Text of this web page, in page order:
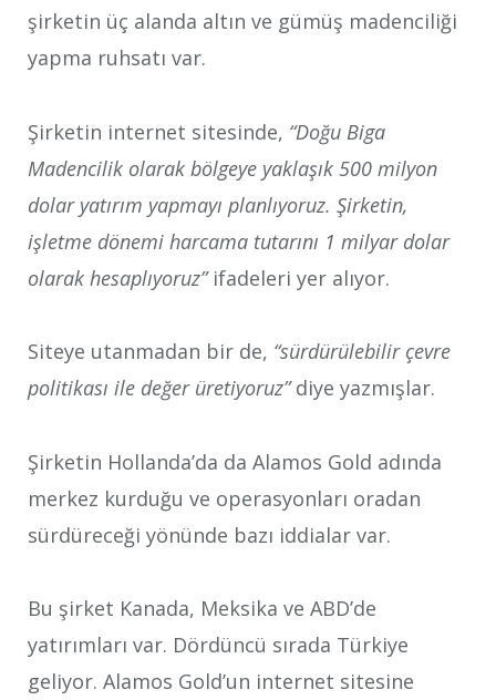
şirketin üç alanda altın ve gümüş madenciliği
yapma ruhsatı var.
Şirketin internet sitesinde, “Doğu Biga
Madencilik olarak bölgeye yaklaşık 500 milyon
dolar yatırım yapmayı planlıyoruz. Şirketin,
işletme dönemi harcama tutarını 1 milyar dolar
olarak hesaplıyoruz”ifadeleri yer alıyor.
Siteye utanmadan bir de, “sürdürülebilir çevre
politikası ile değer üretiyoruz”diye yazmışlar.
Şirketin Hollanda’da da Alamos Gold adında
merkez kurduğu ve operasyonları oradan
sürdüreceği yönünde bazı iddialar var.
Bu şirket Kanada, Meksika ve ABD’de
yatırımları var. Dördüncü sırada Türkiye
geliyor. Alamos Gold’un internet sitesine